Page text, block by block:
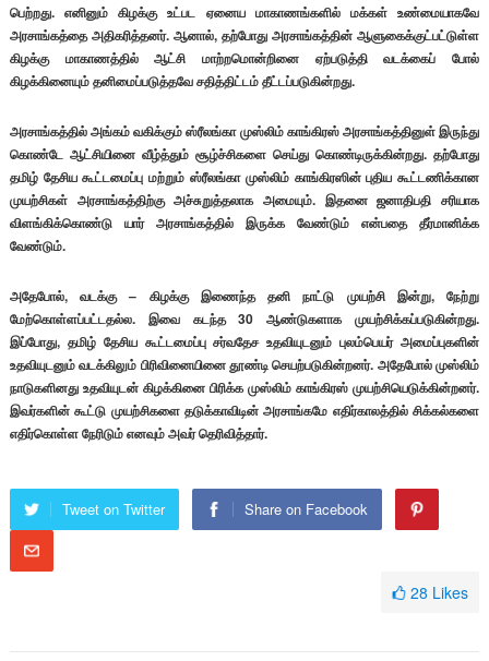
பெற்றது. எனினும் கிழக்கு உட்பட ஏனைய மாகாணங்களில் மக்கள் உண்மையாகவே
அரசாங்கத்தை அதிகரித்தனர். ஆனால், தற்போது அரசாங்கத்தின் ஆளுகைக்குட்பட்டுள்ள
கிழக்கு மாகாணத்தில் ஆட்சி மாற்றமொன்றினை ஏற்படுத்தி வடக்கைப் போல்
கிழக்கினையும் தனிமைப்படுத்தவே சதித்திட்டம் தீட்டப்படுகின்றது.
அரசாங்கத்தில் அங்கம் வகிக்கும் ஸ்ரீலங்கா முஸ்லிம் காங்கிரஸ் அரசாங்கத்தினுள் இருந்து
கொண்டே ஆட்சியினை வீழ்த்தும் சூழ்ச்சிகளை செய்து கொண்டிருக்கின்றது. தற்போது
தமிழ் தேசிய கூட்டமைப்பு மற்றும் ஸ்ரீலங்கா முஸ்லிம் காங்கிரஸின் புதிய கூட்டணிக்கான
முயற்சிகள் அரசாங்கத்திற்கு அச்சுறுத்தலாக அமையும். இதனை ஜனாதிபதி சரியாக
விளங்கிக்கொண்டு யார் அரசாங்கத்தில் இருக்க வேண்டும் என்பதை தீர்மானிக்க
வேண்டும்.
அதேபோல், வடக்கு – கிழக்கு இணைந்த தனி நாட்டு முயற்சி இன்று, நேற்று
மேற்கொள்ளப்பட்டதல்ல. இவை கடந்த 30 ஆண்டுகளாக முயற்சிக்கப்படுகின்றது.
இப்போது, தமிழ் தேசிய கூட்டமைப்பு சர்வதேச உதவியுடனும் புலம்பெயர் அமைப்புகளின்
உதவியுடனும் வடக்கிலும் பிரிவினையினை தூண்டி செயற்படுகின்றனர். அதேபோல் முஸ்லிம்
நாடுகளினது உதவியுடன் கிழக்கினை பிரிக்க முஸ்லிம் காங்கிரஸ் முயற்சியெடுக்கின்றனர்.
இவர்களின் கூட்டு முயற்சிகளை தடுக்காவிடின் அரசாங்கமே எதிர்காலத்தில் சிக்கல்களை
எதிர்கொள்ள நேரிடும் எனவும் அவர் தெரிவித்தார்.
Tweet on Twitter Share on Facebook
28 Likes